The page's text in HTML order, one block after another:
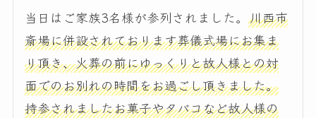
当日はご家族3名様が参列されました。川西市
斎場に併設されております葬儀式場にお集ま
り頂き、火葬の前にゆっくりと故人様との対
面でのお別れの時間をお過ごし頂きました。
持参されましたお菓子やタバコなど故人様の